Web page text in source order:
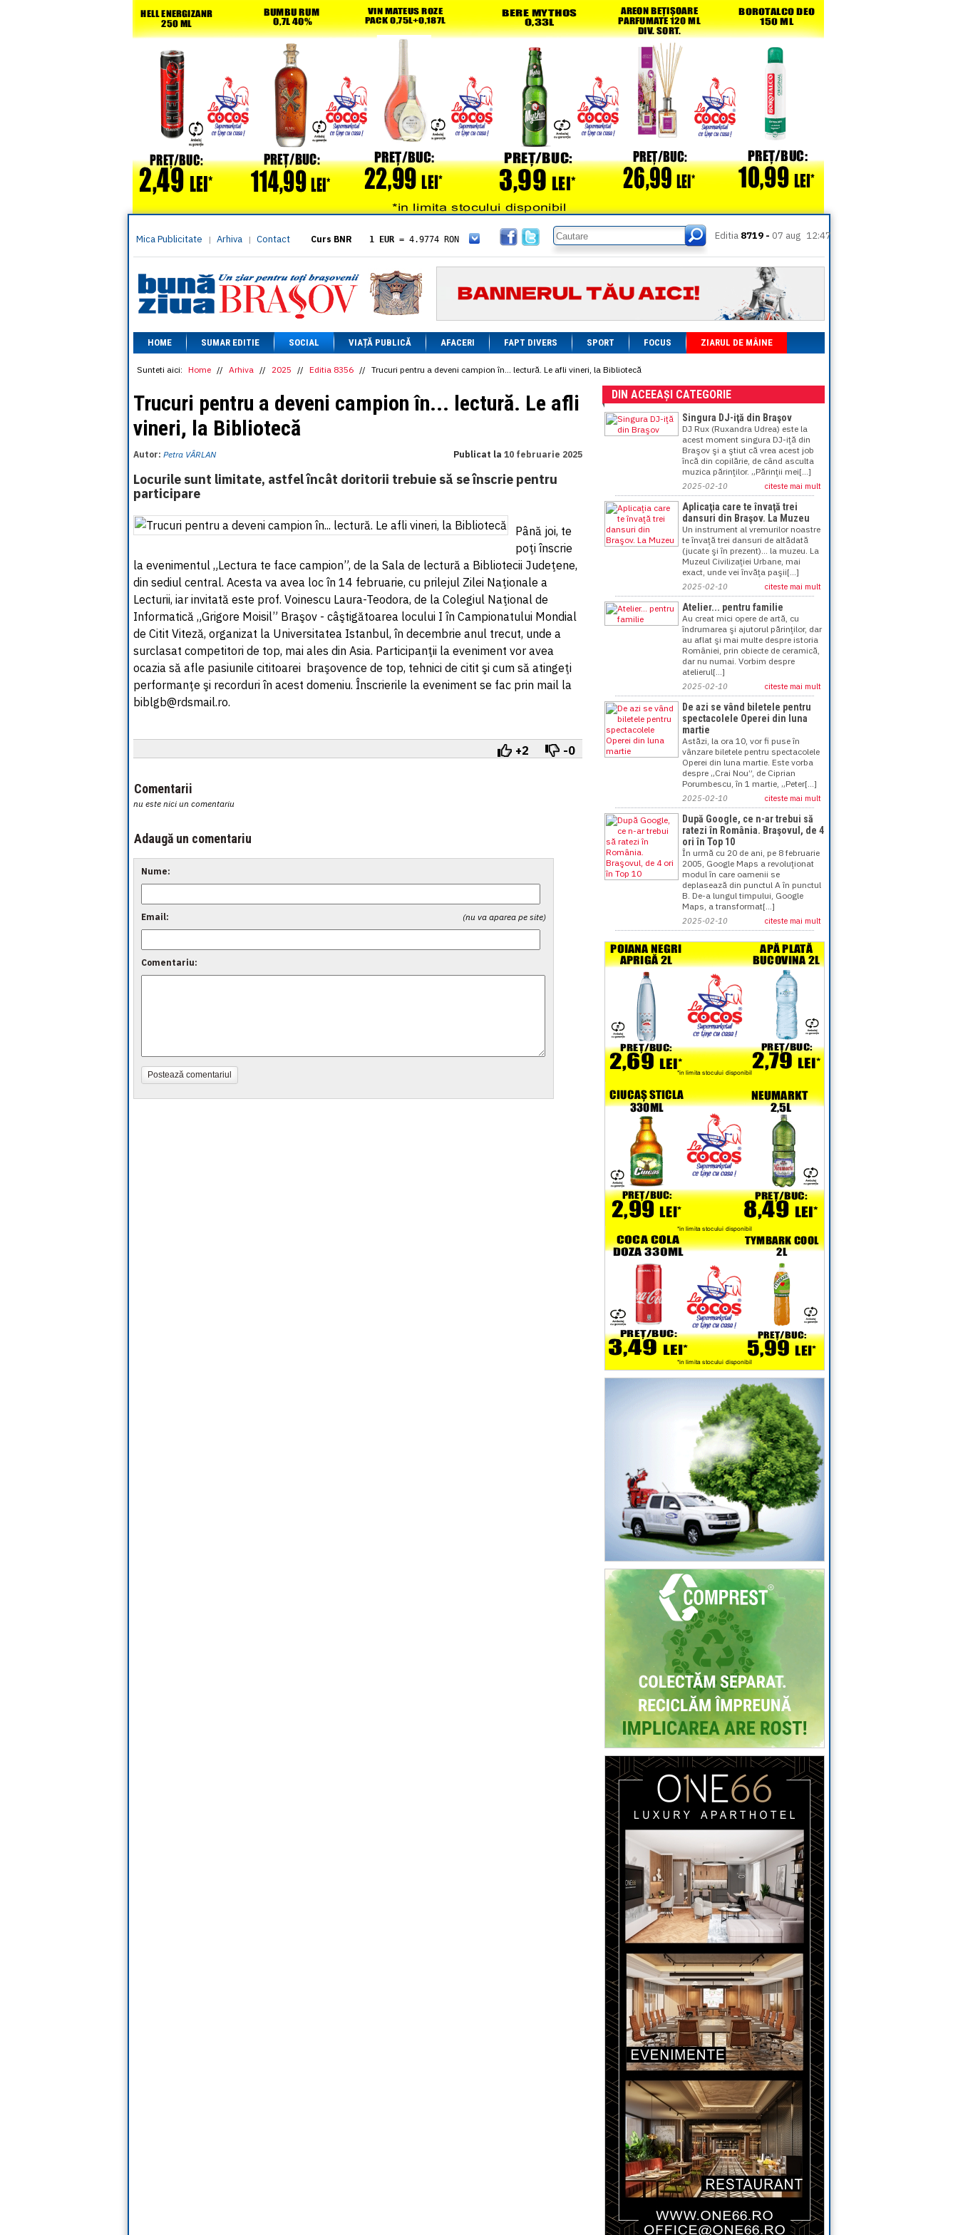
Mica Publicitate | Arhiva | Contact Curs BNR 1 EUR = 4.9774 RON
= 5.8304 RON
1 XAU= 464.4611 RON
1 AED= 1.1933 RON
1 AUD= 2.7957 RON
1 BGN= 2.5449 RON
1 CAD= 3.1559 RON
1 CHF= 5.2813 RON
1 CNY= 0.6015 RON
1 DKK
= 0.6668 RON
1 EGP= 0.0860 RON
= 0.3047 RON
1 MXN= 0.2227 RON
1 PLN= 1.1646 RON
1 RSD= 0.0425 RON
1 SEK
= 0.4526 RON
= 0.1141 RON
1 UAH= 0.1048 RON
1 XDR= 5.9383 RON
= 0.2318 RON
Editia 8719 - 07 aug 12:47
HOME SUMAR EDITIE SOCIAL VIAȚĂ PUBLICĂ AFACERI FAPT DIVERS SPORT FOCUS ZIARUL DE MÂINE
Sunteti aici: Home // Arhiva // 2025 // Editia 8356 // Trucuri pentru a deveni campion în... lectură. Le afli vineri, la Bibliotecă
Trucuri pentru a deveni campion în... lectură. Le afli
vineri, la Bibliotecă
Autor: Petra VÂRLAN Publicat la 10 februarie 2025
Locurile sunt limitate, astfel încât doritorii trebuie să se înscrie pentru
participare
Până joi, te
poţi înscrie
la evenimentul „Lectura te face campion”, de la Sala de lectură a Bibliotecii Judeţene,
din sediul central. Acesta va avea loc în 14 februarie, cu prilejul Zilei Naţionale a
Lecturii, iar invitată este prof. Voinescu Laura-Teodora, de la Colegiul Naţional de
Informatică „Grigore Moisil” Braşov - câştigătoarea locului I în Campionatului Mondial
de Citit Viteză, organizat la Universitatea Istanbul, în decembrie anul trecut, unde a
surclasat competitori de top, mai ales din Asia. Participanţii la eveniment vor avea
ocazia să afle pasiunile cititoarei braşovence de top, tehnici de citit şi cum să atingeţi
performanţe şi recorduri în acest domeniu. Înscrierile la eveniment se fac prin mail la
biblgb@rdsmail.ro.
+2 -0
Comentarii
nu este nici un comentariu
Adaugă un comentariu
Nume:
(nu va aparea pe site)
Email:
Comentariu:
Postează comentariul
DIN ACEEAȘI CATEGORIE
Singura DJ-iţă din Braşov
DJ Rux (Ruxandra Udrea) este la
acest moment singura DJ-iţă din
Braşov şi a ştiut că vrea acest job
încă din copilărie, de când asculta
muzica părinţilor. „Părinţii mei[...]
2025-02-10 citeste mai mult
Aplicaţia care te învaţă trei
dansuri din Braşov. La Muzeu
Un instrument al vremurilor noastre
te învaţă trei dansuri de altădată
(jucate şi în prezent)… la muzeu. La
Muzeul Civilizaţiei Urbane, mai
exact, unde vei învăţa paşii[...]
2025-02-10 citeste mai mult
Atelier... pentru familie
Au creat mici opere de artă, cu
îndrumarea şi ajutorul părinţilor, dar
au aflat şi mai multe despre istoria
României, prin obiecte de ceramică,
dar nu numai. Vorbim despre
atelierul[...]
2025-02-10 citeste mai mult
De azi se vând biletele pentru
spectacolele Operei din luna
martie
Astăzi, la ora 10, vor fi puse în
vânzare biletele pentru spectacolele
Operei din luna martie. Este vorba
despre „Crai Nou”, de Ciprian
Porumbescu, în 1 martie, „Peter[...]
2025-02-10 citeste mai mult
După Google, ce n-ar trebui să
ratezi în România. Braşovul, de 4
ori în Top 10
În urmă cu 20 de ani, pe 8 februarie
2005, Google Maps a revoluţionat
modul în care oamenii se
deplasează din punctul A în punctul
B. De-a lungul timpului, Google
Maps, a transformat[...]
2025-02-10 citeste mai mult